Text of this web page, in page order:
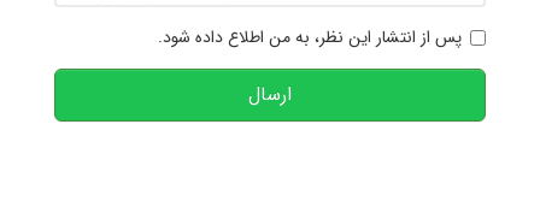
پس از انتشار این نظر، به من اطلاع داده شود.
ارسال